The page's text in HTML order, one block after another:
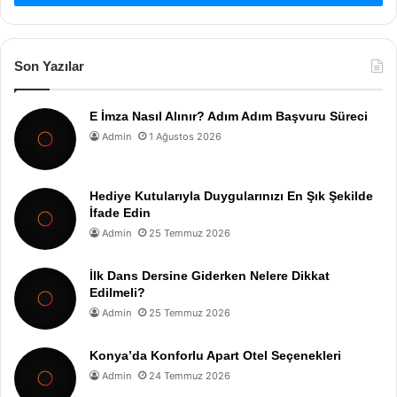
Son Yazılar
E İmza Nasıl Alınır? Adım Adım Başvuru Süreci
Admin 1 Ağustos 2026
Hediye Kutularıyla Duygularınızı En Şık Şekilde
İfade Edin
Admin 25 Temmuz 2026
İlk Dans Dersine Giderken Nelere Dikkat
Edilmeli?
Admin 25 Temmuz 2026
Konya’da Konforlu Apart Otel Seçenekleri
Admin 24 Temmuz 2026